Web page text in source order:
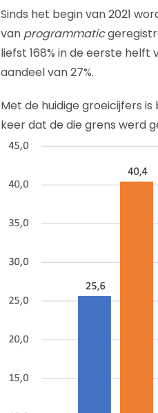
Sinds het begin van 2021
van programmatic
liefst 168% in de eerste
aandeel van 27%.
Met de huidige groeicijfers
keer dat de die grens werd